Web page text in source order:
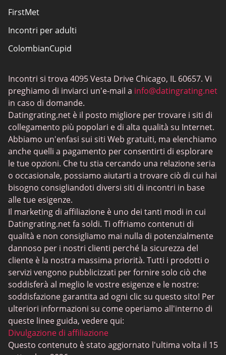
FirstMet
Incontri per adulti
ColombianCupid
MeetMindful
Incontri BDSM
BBPeopleMeet
Siti Sugar Daddy
JPeopleMeet
Incontri trans
Siti di incontri per anziani - Scelta di piattaforme con
interfacce semplici
MyLOL
Incontri gay
Incontri lesbici
Siti di incontri neri
SugarDaddyMeet
LatinAmericanCupid
CatholicMatch
Incontri si trova 4095 Vesta Drive Chicago, IL 60657. Vi
preghiamo di inviarci un'e-mail a info@datingrating.net
in caso di domande.
Datingrating.net è il posto migliore per trovare i siti di
collegamento più popolari e di alta qualità su Internet.
Abbiamo un'enfasi sui siti Web gratuiti, ma elenchiamo
anche quelli a pagamento per consentirti di esplorare
le tue opzioni. Che tu stia cercando una relazione seria
o occasionale, possiamo aiutarti a trovare ciò di cui hai
bisogno consigliandoti diversi siti di incontri in base
alle tue esigenze.
Il marketing di affiliazione è uno dei tanti modi in cui
Datingrating.net fa soldi. Ti offriamo contenuti di
qualità e non consigliamo mai nulla di potenzialmente
dannoso per i nostri clienti perché la sicurezza del
cliente è la nostra massima priorità. Tutti i prodotti o
servizi vengono pubblicizzati per fornire solo ciò che
soddisferà al meglio le vostre esigenze e le nostre:
soddisfazione garantita ad ogni clic su questo sito! Per
ulteriori informazioni su come operiamo all'interno di
queste linee guida, vedere qui:
Divulgazione di affiliazione
Questo contenuto è stato aggiornato l'ultima volta il 15